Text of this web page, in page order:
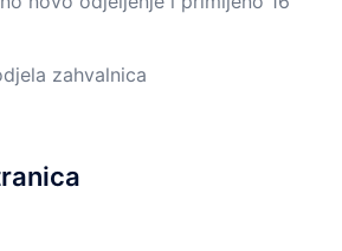
zahvalnica